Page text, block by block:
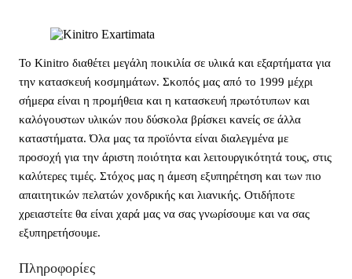
Το Kinitro διαθέτει μεγάλη ποικιλία σε υλικά και εξαρτήματα για
την κατασκευή κοσμημάτων. Σκοπός μας από το 1999 μέχρι
σήμερα είναι η προμήθεια και η κατασκευή πρωτότυπων και
καλόγουστων υλικών που δύσκολα βρίσκει κανείς σε άλλα
καταστήματα. Όλα μας τα προϊόντα είναι διαλεγμένα με
προσοχή για την άριστη ποιότητα και λειτουργικότητά τους, στις
καλύτερες τιμές. Στόχος μας η άμεση εξυπηρέτηση και των πιο
απαιτητικών πελατών χονδρικής και λιανικής. Οτιδήποτε
χρειαστείτε θα είναι χαρά μας να σας γνωρίσουμε και να σας
εξυπηρετήσουμε.
Πληροφορίες